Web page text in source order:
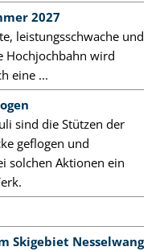
2027
leistungsschwache und
Hochjochbahn wird
eine ...
sind die Stützen der
geflogen und
solchen Aktionen ein
Skigebiet Nesselwang